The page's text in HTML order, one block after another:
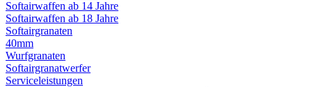
Softairwaffen ab 14 Jahre
Softairwaffen ab 18 Jahre
Softairgranaten
40mm
Wurfgranaten
Softairgranatwerfer
Serviceleistungen